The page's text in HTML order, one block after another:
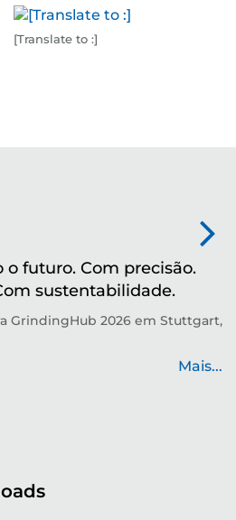
[Translate to :]
futuro. Com precisão.
sustentabilidade.
GrindingHub 2026 em Stuttgart,
Mais...